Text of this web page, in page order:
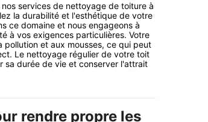
services de nettoyage de toiture à
la durabilité et l'esthétique de votre
ce domaine et nous engageons à
à vos exigences particulières. Votre
et aux mousses, ce qui peut
Le nettoyage régulier de votre toit
sa durée de vie et conserver l'attrait
rendre propre les